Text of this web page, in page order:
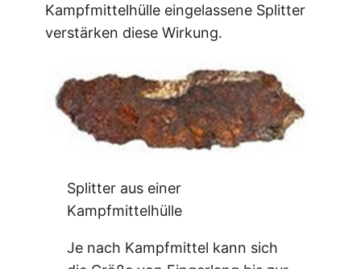
Kampfmittelhülle eingelassene Splitter
verstärken diese Wirkung.
Splitter aus einer
Kampfmittelhülle
Je nach Kampfmittel kann sich